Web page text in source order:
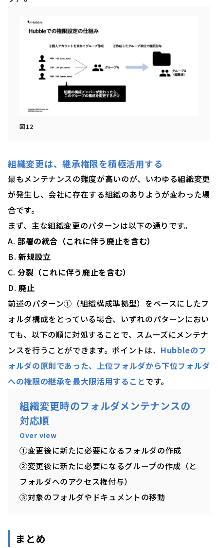
図12
組織変更は、継承権限を積極活用する
最もメンテナンスの難度が高いのが、いわゆる組織変更
が発生し、会社に存在する組織のありようが変わった場
合です。
まず、主な組織変更のパターンは以下の通りです。
A. 部署の統合（これに伴う廃止を含む）
B. 新規設立
C. 分裂（これに伴う廃止を含む）
D. 廃止
前述のパターン①（組織構成準拠型）をベースにしたフ
ォルダ構成をとっている場合、いずれのパターンにおい
ても、以下の順に対処することで、スムーズにメンテナ
ンスを行うことができます。ポイントは、 Hubbleのフ
ォルダの原則であった、上位フォルダから下位フォルダ
への権限の継承を最大限活用することです。
組織変更時のフォルダメンテナンスの
対応順
Over view
①変更後に新たに必要になるフォルダの作成
②変更後に新たに必要になるグループの作成（と
フォルダへのアクセス権付与）
③対象のフォルダやドキュメントの移動
まとめ